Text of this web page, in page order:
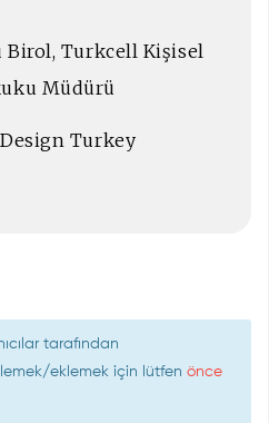
Birol, Turkcell Kişisel
Müdürü
Turkey
tarafından
eklemek için lütfen önce